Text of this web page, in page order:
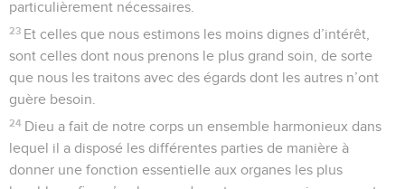
particulièrement nécessaires.
23 Et celles que nous estimons les moins dignes d’intérêt,
sont celles dont nous prenons le plus grand soin, de sorte
que nous les traitons avec des égards dont les autres n’ont
guère besoin.
24 Dieu a fait de notre corps un ensemble harmonieux dans
lequel il a disposé les différentes parties de manière à
donner une fonction essentielle aux organes les plus